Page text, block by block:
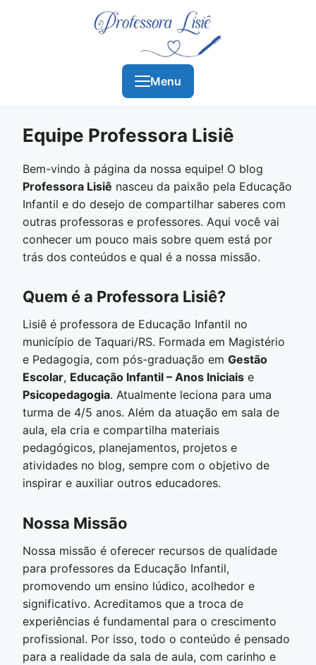
Menu
Equipe Professora Lisiê
Bem-vindo à página da nossa equipe! O blog
Professora Lisiê nasceu da paixão pela Educação
Infantil e do desejo de compartilhar saberes com
outras professoras e professores. Aqui você vai
conhecer um pouco mais sobre quem está por
trás dos conteúdos e qual é a nossa missão.
Quem é a Professora Lisiê?
Lisiê é professora de Educação Infantil no
município de Taquari/RS. Formada em Magistério
e Pedagogia, com pós-graduação em Gestão
Escolar, Educação Infantil – Anos Iniciais e
Psicopedagogia. Atualmente leciona para uma
turma de 4/5 anos. Além da atuação em sala de
aula, ela cria e compartilha materiais
pedagógicos, planejamentos, projetos e
atividades no blog, sempre com o objetivo de
inspirar e auxiliar outros educadores.
Nossa Missão
Nossa missão é oferecer recursos de qualidade
para professores da Educação Infantil,
promovendo um ensino lúdico, acolhedor e
significativo. Acreditamos que a troca de
experiências é fundamental para o crescimento
profissional. Por isso, todo o conteúdo é pensado
para a realidade da sala de aula, com carinho e